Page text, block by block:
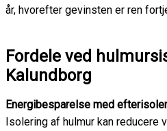
år, hvorefter gevinsten er ren
Fordele ved
Kalundborg
Energibesparelse med
Isolering af hulmur kan reducere